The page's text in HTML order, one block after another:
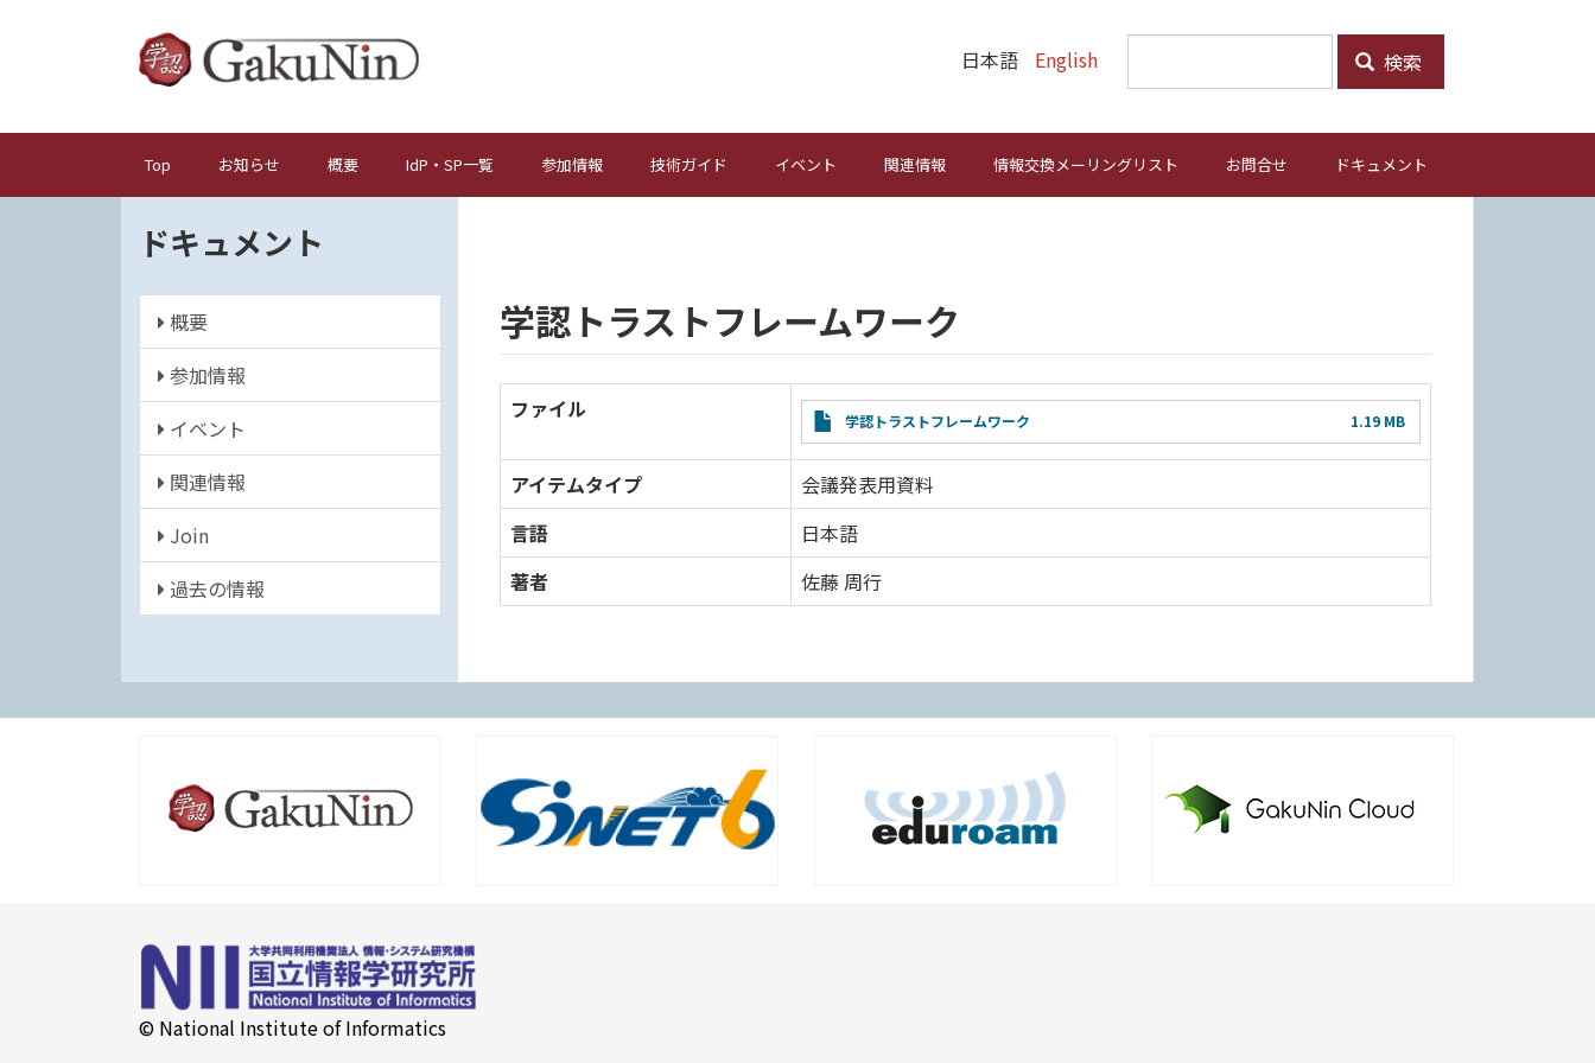
ン
検索
日本語 English
メ
イ
ン
ビ
ゲ
シ
ョ
Top お知らせ 概要 IdP・SP一覧 参加情報 技術ガイド イベント 関連情報 情報交換メーリングリスト お問合せ ドキュメント
ドキュメント
概要
参加情報
イベント
関連情報
Join
過去の情報
学認トラストフレームワーク
ファイル File 学認トラストフレームワーク 1.19 MB
アイテムタイプ
会議発表用資料
言語
日本語
著者
佐藤 周行
© National Institute of Informatics